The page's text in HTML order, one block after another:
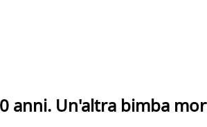
anni. Un'altra bimba